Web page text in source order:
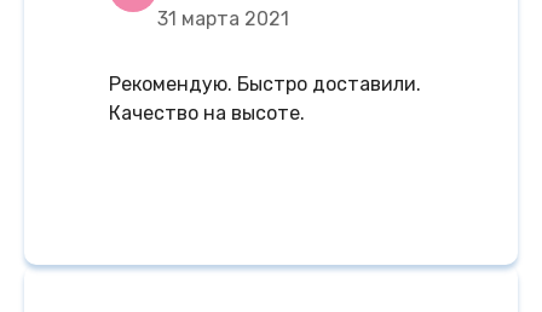
31 марта 2021
Рекомендую. Быстро доставили.
Качество на высоте.